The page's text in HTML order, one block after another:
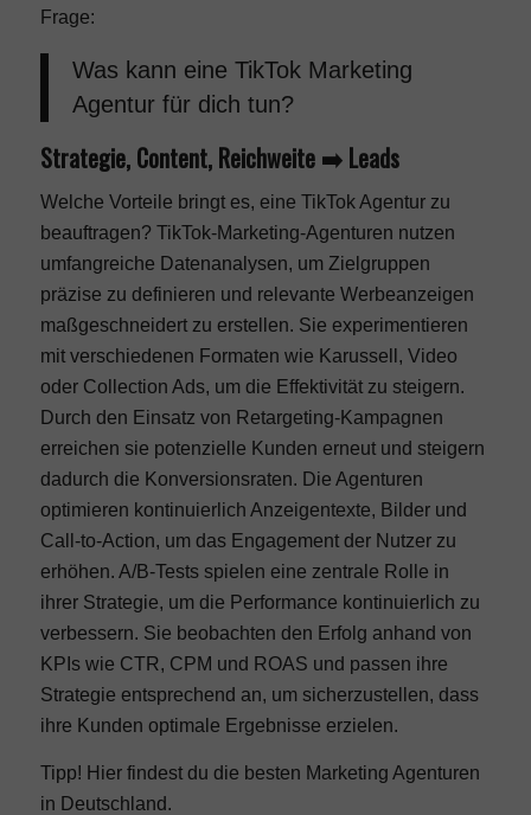
Frage:
Was kann eine TikTok Marketing
Agentur für dich tun?
Strategie, Content, Reichweite ➡️ Leads
Welche Vorteile bringt es, eine TikTok Agentur zu
beauftragen? TikTok-Marketing-Agenturen nutzen
umfangreiche Datenanalysen, um Zielgruppen
präzise zu definieren und relevante Werbeanzeigen
maßgeschneidert zu erstellen. Sie experimentieren
mit verschiedenen Formaten wie Karussell, Video
oder Collection Ads, um die Effektivität zu steigern.
Durch den Einsatz von Retargeting-Kampagnen
erreichen sie potenzielle Kunden erneut und steigern
dadurch die Konversionsraten. Die Agenturen
optimieren kontinuierlich Anzeigentexte, Bilder und
Call-to-Action, um das Engagement der Nutzer zu
erhöhen. A/B-Tests spielen eine zentrale Rolle in
ihrer Strategie, um die Performance kontinuierlich zu
verbessern. Sie beobachten den Erfolg anhand von
KPIs wie CTR, CPM und ROAS und passen ihre
Strategie entsprechend an, um sicherzustellen, dass
ihre Kunden optimale Ergebnisse erzielen.
Tipp! Hier findest du die besten Marketing Agenturen
in Deutschland.